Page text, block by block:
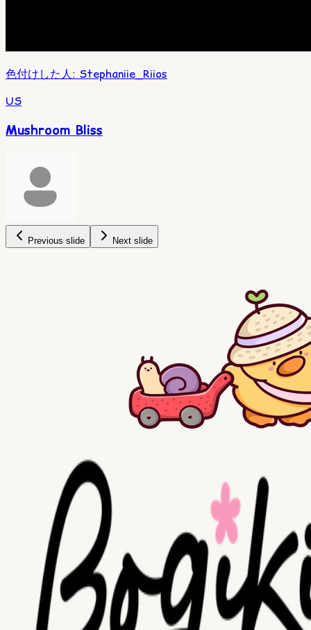
色付けした人: Stephaniie_Riios
US
Mushroom Bliss
Previous slide Next slide